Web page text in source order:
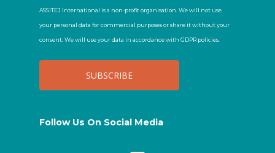
ASSITEJ International is a non-profit organisation. We will not use
your personal data for commercial purposes or share it without your
consent. We will use your data in accordance with GDPR policies.
Follow Us On Social Media